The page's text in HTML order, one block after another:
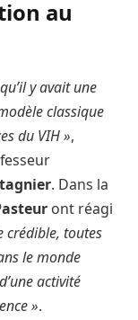
au
y avait une
classique
du VIH »,
. Dans la
ont réagi
crédible, toutes
le monde
activité
».